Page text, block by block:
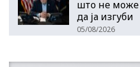
што не може
да ја изгуби
05/08/2026